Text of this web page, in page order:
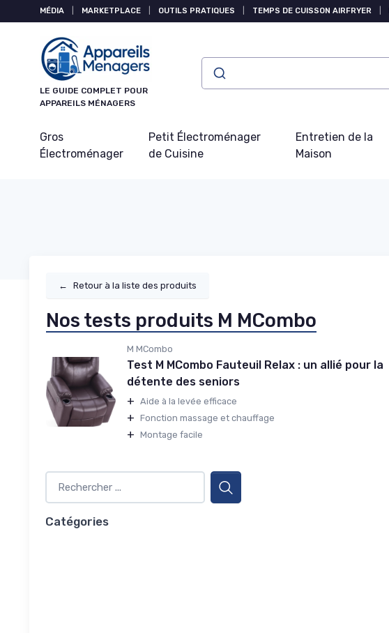
MÉDIA MARKETPLACE OUTILS PRATIQUES TEMPS DE CUISSON AIRFRYER
LE GUIDE COMPLET POUR
APPAREILS MÉNAGERS
Gros
Électroménager
Petit Électroménager
de Cuisine
Entretien de la
Maison
← Retour à la liste des produits
Nos tests produits M MCombo
M MCombo
Test M MCombo Fauteuil Relax : un allié pour la
détente des seniors
+ Aide à la levée efficace
+ Fonction massage et chauffage
+ Montage facile
Catégories
Panneau de gestion des cookies